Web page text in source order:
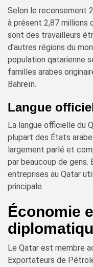
Selon le recensement
à présent 2,87 millions
sont des travailleurs
d'autres régions du
population qatarienne
familles arabes
Bahreïn.
Langue
La langue officielle du
plupart des États
largement parlé et
par beaucoup de
entreprises au Qatar
principale.
Économie
Le Qatar est membre
Exportateurs de